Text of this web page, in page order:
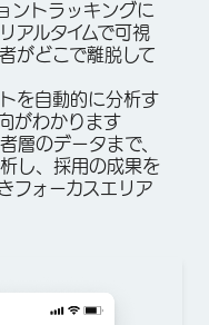
ントラッキングに
アルタイムで可視
がどこで離脱して
を自動的に分析す
がわかります
層のデータまで、
し、採用の成果を
フォーカスエリア